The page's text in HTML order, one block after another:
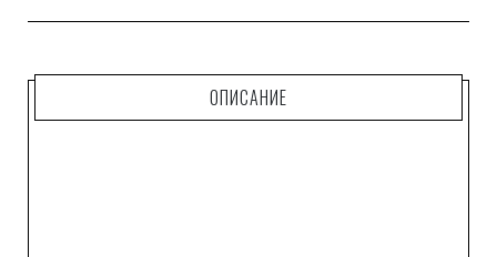
ОПИСАНИЕ